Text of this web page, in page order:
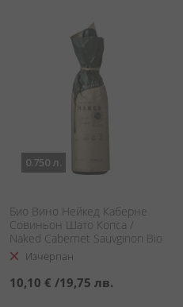
0.750 л.
Био Вино Нейкед Каберне
Совиньон Шато Копса /
Naked Cabernet Sauvginon Bio
Chateau Copsa
Изчерпан
10,10 € /19,75 лв.